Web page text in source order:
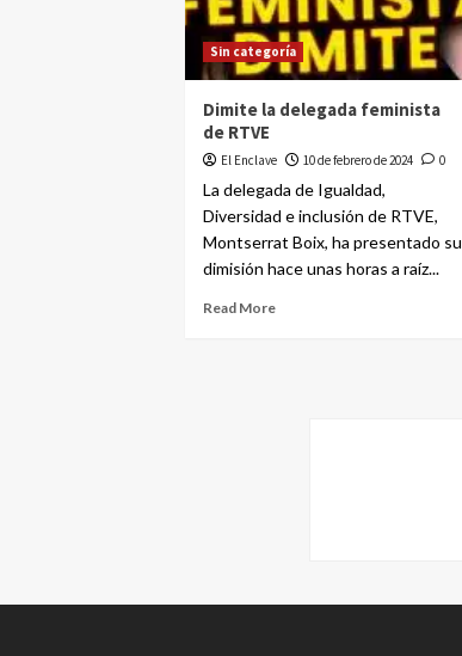
Sin categoría
Dimite la delegada feminista
de RTVE
El Enclave 10 de febrero de 2024 0
La delegada de Igualdad,
Diversidad e inclusión de RTVE,
Montserrat Boix, ha presentado su
dimisión hace unas horas a raíz...
Read More